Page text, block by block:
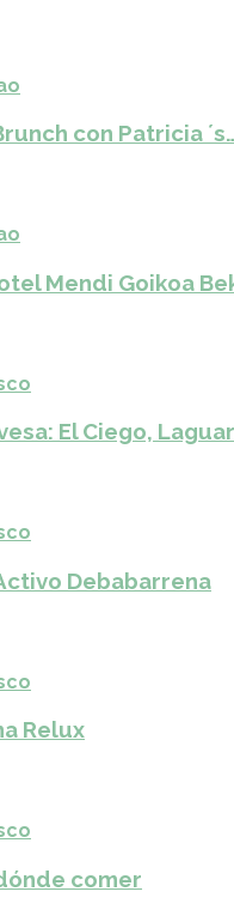
con Patricia
Mendi Goikoa
El Ciego,
Debabarrena
Relux
comer